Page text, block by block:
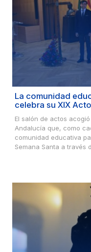
La comunidad
celebra su XIX
El salón de actos
Andalucía que, como
comunidad educativa
Semana Santa a través